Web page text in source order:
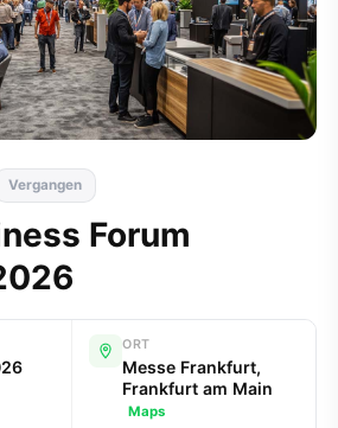
Vergangen
Forum
ORT
Messe Frankfurt,
Frankfurt am Main
Maps